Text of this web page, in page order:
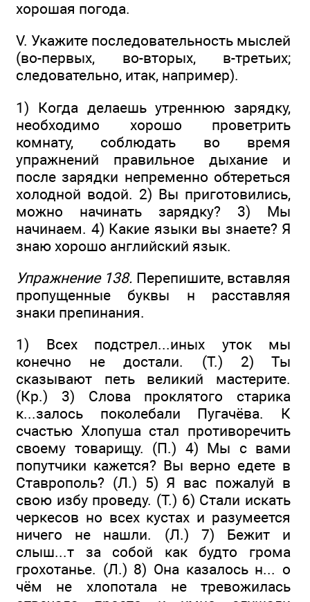
хорошая погода.
V. Укажите последовательность мыслей
(во-первых, во-вторых, в-третьих;
следовательно, итак, например).
1) Когда делаешь утреннюю зарядку,
необходимо хорошо проветрить
комнату, соблюдать во время
упражнений правильное дыхание и
после зарядки непременно обтереться
холодной водой. 2) Вы приготовились,
можно начинать зарядку? 3) Мы
начинаем. 4) Какие языки вы знаете? Я
знаю хорошо английский язык.
Упражнение 138. Перепишите, вставляя
пропущенные буквы н расставляя
знаки препинания.
1) Всех подстрел...иных уток мы
конечно не достали. (Т.) 2) Ты
сказывают петь великий мастерите.
(Кр.) 3) Слова проклятого старика
к...залось поколебали Пугачёва. К
счастью Хлопуша стал противоречить
своему товарищу. (П.) 4) Мы с вами
попутчики кажется? Вы верно едете в
Ставрополь? (Л.) 5) Я вас пожалуй в
свою избу проведу. (Т.) 6) Стали искать
черкесов но всех кустах и разумеется
ничего не нашли. (Л.) 7) Бежит и
слыш...т за собой как будто грома
грохотанье. (Л.) 8) Она казалось н... о
чём не хлопотала не тревожилась